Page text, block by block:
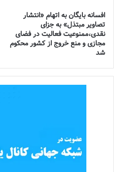
افسانه بایگان به اتهام «انتشار
تصاویر مبتذل» به جزای
نقدی،ممنوعیت فعالیت در فضای
مجازی و منع خروج از کشور محکوم
شد